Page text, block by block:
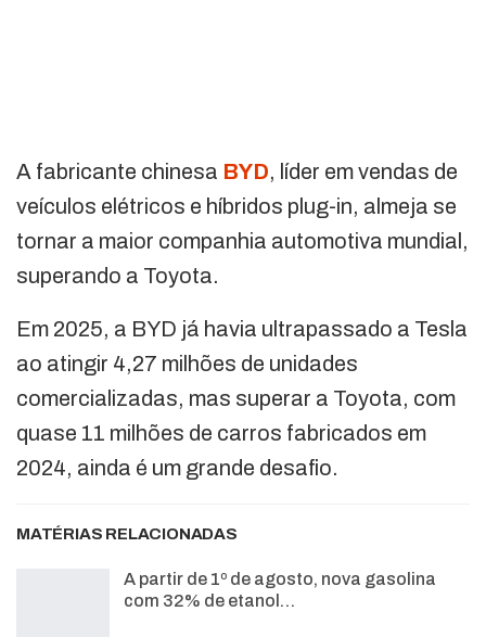
A fabricante chinesa BYD, líder em vendas de
veículos elétricos e híbridos plug-in, almeja se
tornar a maior companhia automotiva mundial,
superando a Toyota.
Em 2025, a BYD já havia ultrapassado a Tesla
ao atingir 4,27 milhões de unidades
comercializadas, mas superar a Toyota, com
quase 11 milhões de carros fabricados em
2024, ainda é um grande desafio.
MATÉRIAS RELACIONADAS
A partir de 1º de agosto, nova gasolina
com 32% de etanol…